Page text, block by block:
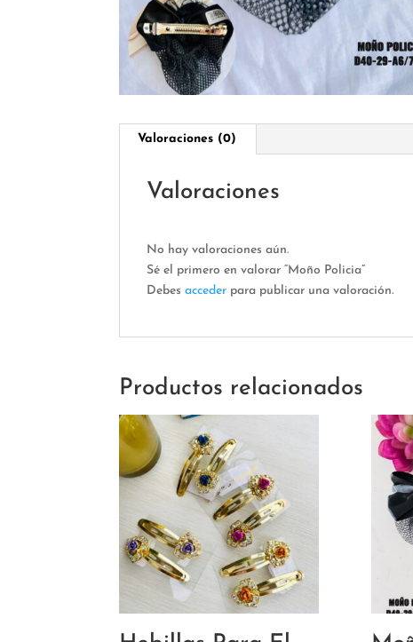
Valoraciones (0)
Valoraciones
No hay valoraciones aún.
Sé el primero en valorar “Moño Policia”
Debesacceder para publicar una valoración.
Productos relacionados